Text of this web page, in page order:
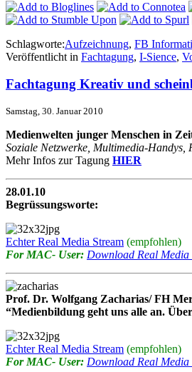
Schlagworte:Aufzeichnung, FB
Veröffentlicht in Fachtagung, I-Sience,
Fachtagung Kreativ und
Samstag, 30. Januar 2010
Medienwelten junger Menschen in
Soziale Netzwerke, Multimedia-
Mehr Infos zur Tagung HIER
28.01.10
Begrüssungsworte:
Echter Real Media Stream (empfohlen)
For MAC- User: Download Real
Prof. Dr. Wolfgang Zacharias/ FH
“Medienbildung geht uns alle an.
Echter Real Media Stream (empfohlen)
For MAC- User: Download Real